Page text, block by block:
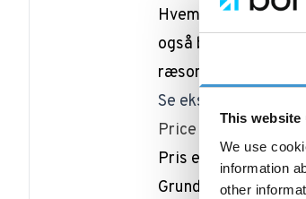
This website
We use
information
other
Hvem kunne være
også bedre
ræsonnere med dem)
Se eksempel på
Price - giver din
Pris er det
Grundlæggende